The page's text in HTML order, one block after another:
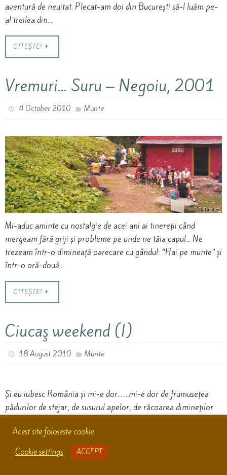
aventură de neuitat. Plecat-am doi din București să-l luăm pe-
al treilea din…
CITEȘTE!
Vremuri… Suru – Negoiu, 2001
4 October 2010 Munte
Mi-aduc aminte cu nostalgie de acei ani ai tinereții când
mergeam fără griji și probleme pe unde ne tăia capul… Ne
trezeam într-o dimineață oarecare cu gândul: “Hai pe munte” și
într-o oră-două…
CITEȘTE!
Ciucaş weekend (I)
18 August 2010 Munte
Și eu iubesc România și mi-e dor… …mi-e dor de frumusețea
pădurilor de stejar, de susurul apelor, de răcoarea dimineților
CITEȘTE!
Acest site foloseste cookie.
Cookie settings
ACCEPT